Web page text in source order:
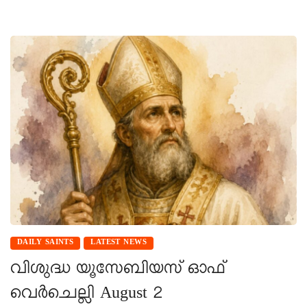
DAILY SAINTS LATEST NEWS
വിശുദ്ധ യൂസേബിയസ് ഓഫ്
വെർചെല്ലി August 2